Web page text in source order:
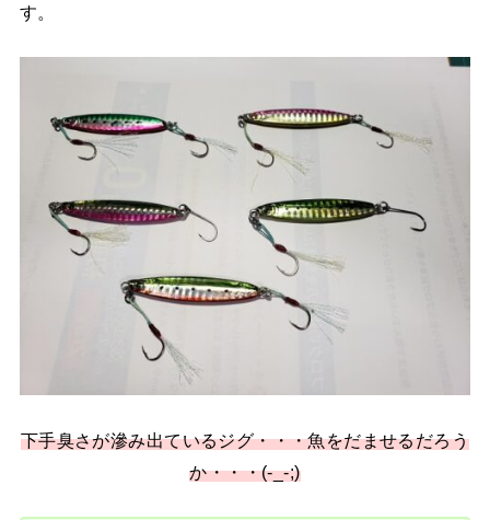
す。
下手臭さが滲み出ているジグ・・・魚をだませるだろう
か・・・(-_-;)